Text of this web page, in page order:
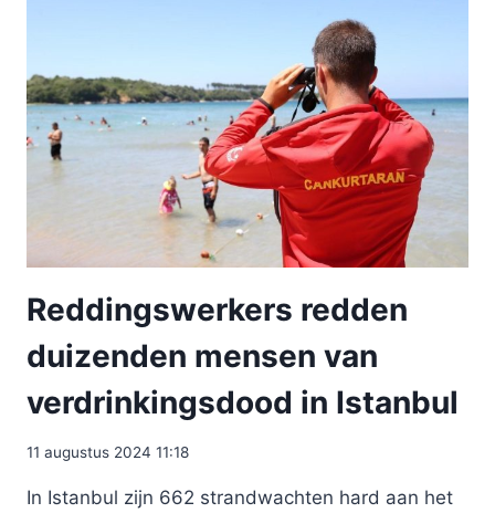
Reddingswerkers redden
duizenden mensen van
verdrinkingsdood in Istanbul
11 augustus 2024 11:18
In Istanbul zijn 662 strandwachten hard aan het